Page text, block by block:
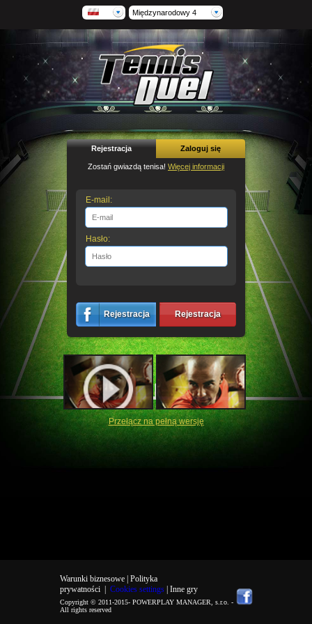
Międzynarodowy 4
Rejestracja Zaloguj się
Zostań gwiazdą tenisa! Więcej informacji
E-mail:
Hasło:
Rejestracja Rejestracja
Przełącz na pełną wersję
Warunki biznesowe | Polityka
prywatności| Cookies settings | Inne gry
Copyright © 2011-2015- POWERPLAY MANAGER, s.r.o. -
All rights reserved